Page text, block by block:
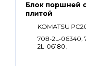
Блок поршней
плитой
KOMATSU
708-2L-06340,
2L-06180,